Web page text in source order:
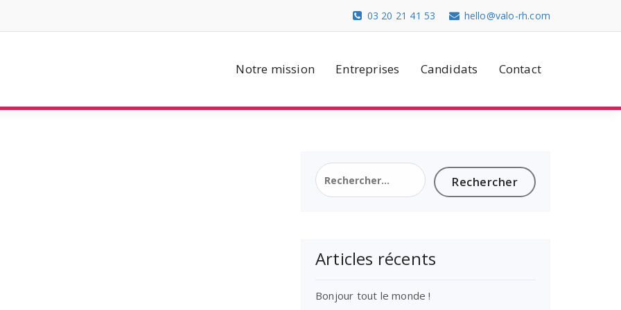
hello@valo-rh.com
03 20 21 41 53
Notre mission Entreprises Candidats Contact
Rechercher :
Articles récents
Bonjour tout le monde !